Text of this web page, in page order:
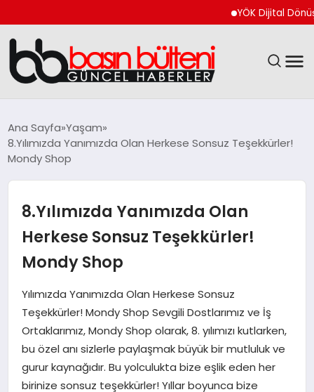
YÖK Dijital Dönüşüm
GÜNCEL
SAĞLIK
SPOR
TEKNOLOJI
YAŞAM
Ana Sayfa Yaşam
8.Yılımızda Yanımızda Olan Herkese Sonsuz Teşekkürler!
Mondy Shop
8.Yılımızda Yanımızda Olan
Herkese Sonsuz Teşekkürler!
Mondy Shop
Yılımızda Yanımızda Olan Herkese Sonsuz
Teşekkürler! Mondy Shop Sevgili Dostlarımız ve İş
Ortaklarımız, Mondy Shop olarak, 8. yılımızı kutlarken,
bu özel anı sizlerle paylaşmak büyük bir mutluluk ve
gurur kaynağıdır. Bu yolculukta bize eşlik eden her
birinize sonsuz teşekkürler! Yıllar boyunca bize